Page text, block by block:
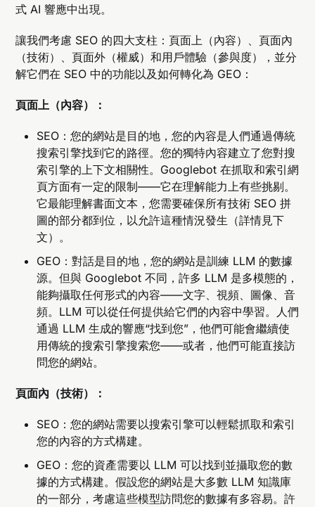
式 AI 響應中出現。
讓我們考慮 SEO 的四大支柱：頁面上（內容）、頁面內
（技術）、頁面外（權威）和用戶體驗（參與度），並分
解它們在 SEO 中的功能以及如何轉化為 GEO：
頁面上（內容）：
SEO：您的網站是目的地，您的內容是人們通過傳統
搜索引擎找到它的路徑。您的獨特內容建立了您對搜
索引擎的上下文相關性。Googlebot 在抓取和索引網
頁方面有一定的限制——它在理解能力上有些挑剔。
它最能理解書面文本，您需要確保所有技術 SEO 拼
圖的部分都到位，以允許這種情況發生（詳情見下
文）。
GEO：對話是目的地，您的網站是訓練 LLM 的數據
源。但與 Googlebot 不同，許多 LLM 是多模態的，
能夠攝取任何形式的內容——文字、視頻、圖像、音
頻。LLM 可以從任何提供給它們的內容中學習。人們
通過 LLM 生成的響應“找到您”，他們可能會繼續使
用傳統的搜索引擎搜索您——或者，他們可能直接訪
問您的網站。
頁面內（技術）：
SEO：您的網站需要以搜索引擎可以輕鬆抓取和索引
您的內容的方式構建。
GEO：您的資產需要以 LLM 可以找到並攝取您的數
據的方式構建。假設您的網站是大多數 LLM 知識庫
的一部分，考慮這些模型訪問您的數據有多容易。許